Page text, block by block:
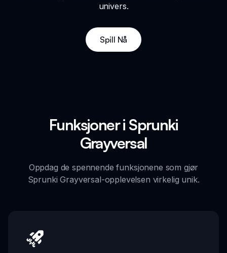
univers.
Spill Nå
Funksjoner i Sprunki
Grayversal
Oppdag de spennende funksjonene som gjør
Sprunki Grayversal-opplevelsen virkelig unik.